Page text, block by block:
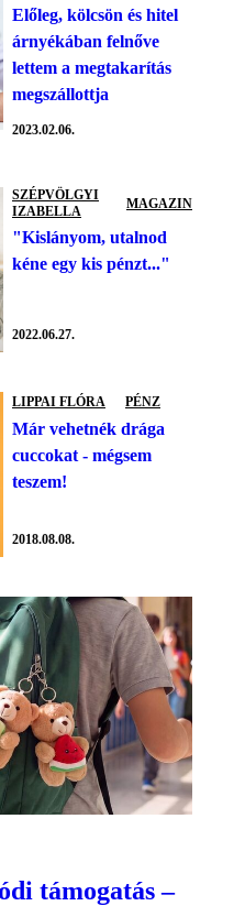
Előleg, kölcsön és hitel
árnyékában felnőve
lettem a megtakarítás
megszállottja
2023.02.06.
SZÉPVÖLGYI
IZABELLA
MAGAZIN
"Kislányom, utalnod
kéne egy kis pénzt..."
2022.06.27.
LIPPAI FLÓRA PÉNZ
Már vehetnék drága
cuccokat - mégsem
teszem!
2018.08.08.
támogatás –